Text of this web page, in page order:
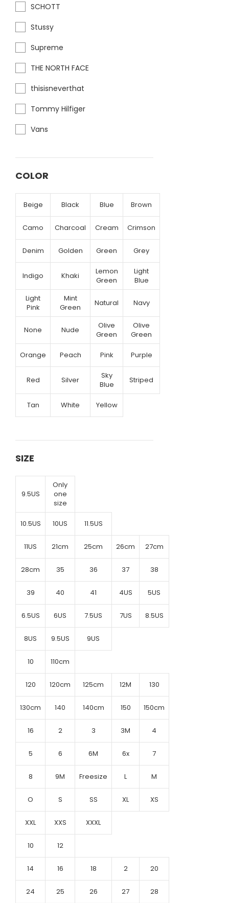
SCHOTT
Stussy
Supreme
THE NORTH FACE
thisisneverthat
Tommy Hilfiger
Vans
COLOR
Beige Black Blue Brown
Camo Charcoal Cream Crimson
Denim Golden Green Grey
Indigo Khaki
Lemon
Green
Light
Blue
Light
Pink
Mint
Green
Natural Navy
None Nude
Olive
Green
Olive
Green
Orange Peach Pink Purple
Red Silver
Sky
Blue
Striped
Tan White Yellow
SIZE
9.5US
Only
one
size
10.5US 10US 11.5US
11US 21cm 25cm 26cm 27cm
28cm 35 36 37 38
39 40 41 4US 5US
6.5US 6US 7.5US 7US 8.5US
8US 9.5US 9US
10 110cm
120 120cm 125cm 12M 130
130cm 140 140cm 150 150cm
16 2 3 3M 4
5 6 6M 6x 7
8 9M Freesize L M
O S SS XL XS
XXL XXS XXXL
10 12
14 16 18 2 20
24 25 26 27 28